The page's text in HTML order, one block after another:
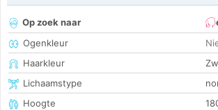
Op zoek naar
Ogenkleur
Haarkleur
Lichaamstype
Hoogte